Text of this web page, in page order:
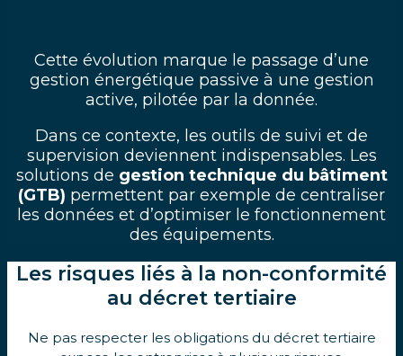
Cette évolution marque le passage d’une
gestion énergétique passive à une gestion
active, pilotée par la donnée.
Dans ce contexte, les outils de suivi et de
supervision deviennent indispensables. Les
solutions de gestion technique du bâtiment
(GTB) permettent par exemple de centraliser
les données et d’optimiser le fonctionnement
des équipements.
Les risques liés à la non-conformité
au décret tertiaire
Ne pas respecter les obligations du décret tertiaire